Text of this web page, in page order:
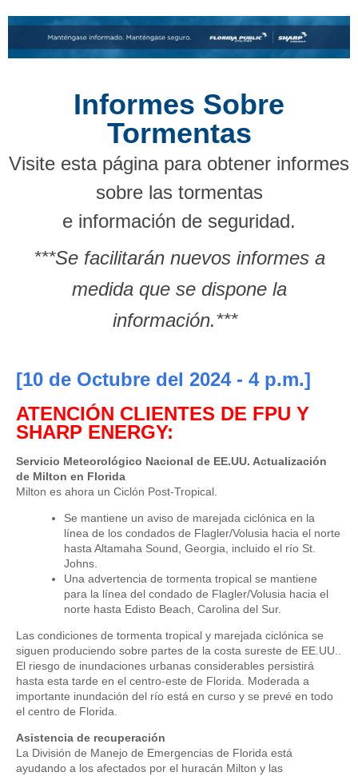
Informes Sobre
Tormentas
Visite esta página para obtener informes
sobre las tormentas
e información de seguridad.
***Se facilitarán nuevos informes a
medida que se dispone la
información.***
[10 de Octubre del 2024- 4 p.m.]
ATENCIÓN CLIENTES DE FPU Y
SHARP ENERGY:
Servicio Meteorológico Nacional de EE.UU. Actualización
de Milton en Florida
Milton es ahora un Ciclón Post-Tropical.
Se mantiene un aviso de marejada ciclónica en la
línea de los condados de Flagler/Volusia hacia el norte
hasta Altamaha Sound, Georgia, incluido el río St.
Johns.
Una advertencia de tormenta tropical se mantiene
para la línea del condado de Flagler/Volusia hacia el
norte hasta Edisto Beach, Carolina del Sur.
Las condiciones de tormenta tropical y marejada ciclónica se
siguen produciendo sobre partes de la costa sureste de EE.UU..
El riesgo de inundaciones urbanas considerables persistirá
hasta esta tarde en el centro-este de Florida. Moderada a
importante inundación del río está en curso y se prevé en todo
el centro de Florida.
Asistencia de recuperación
La División de Manejo de Emergencias de Florida está
ayudando a los afectados por el huracán Milton y las